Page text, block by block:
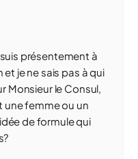
présentement à
je ne sais pas à qui
Monsieur le Consul,
une femme ou un
de formule qui